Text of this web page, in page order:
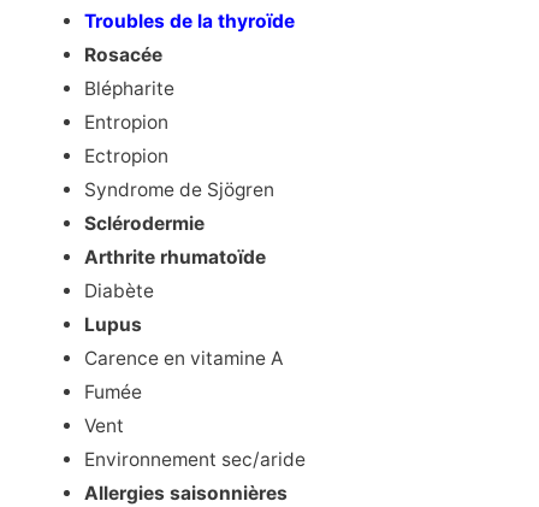
Troubles de la thyroïde
Rosacée
Blépharite
Entropion
Ectropion
Syndrome de Sjögren
Sclérodermie
Arthrite rhumatoïde
Diabète
Lupus
Carence en vitamine A
Fumée
Vent
Environnement sec/aride
Allergies saisonnières